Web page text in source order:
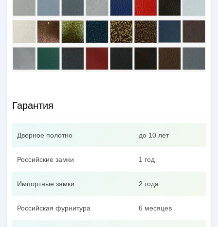
Гарантия
Дверное полотно до 10 лет
Российские замки 1 год
Импортные замки 2 года
Российская фурнитура 6 месяцев